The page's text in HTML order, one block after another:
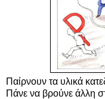
Παίρνουν τα υλικά
Πάνε να βρούνε άλλη